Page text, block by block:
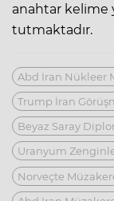
anahtar kelime
tutmaktadır.
Abd İran Nükleer
Trump İran
Beyaz Saray
Uranyum
Norveçte